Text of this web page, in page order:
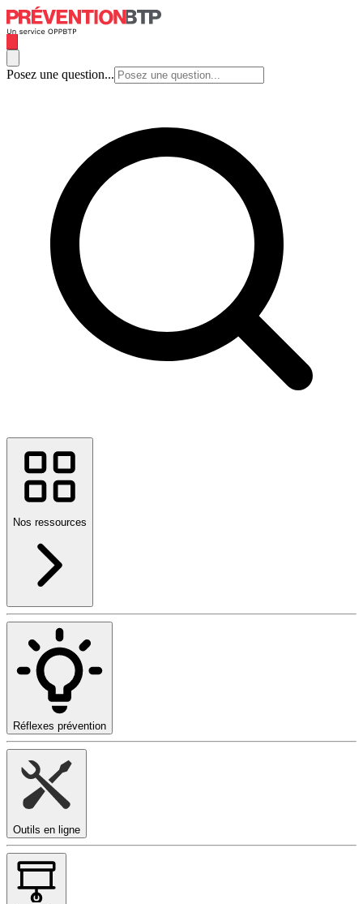
Posez une question...
Nos ressources
Réflexes prévention
Outils en ligne